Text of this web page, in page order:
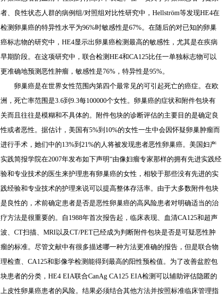
者、良性状态人群的病例组/对照组对比性研究中，Hellström等发现HE4在
检测卵巢癌的特异性水平为96%时敏感性是67%。在随后的对已知的卵巢
癌标志物的研究中，HE4显示出卵巢癌检测最高的敏感性，尤其是在疾病
早期阶段。在这项研究中，联合检测HE4和CA125比任一单独标志物可以
更准确地预测恶性肿瘤，敏感性是76%，特异性是95%。
卵巢癌是在世界女性范围内第四个最常见的可引起死亡的癌症。在欧
洲，死亡率范围是3.6到 9.3每100000个女性。卵巢癌的症状和附件包块有
关而且往往是模糊和不具体的。附件包块的诊断评估的主要目的是确定良
性或者恶性。据估计，美国有5%到 10%的女性一生中会因怀疑卵巢肿瘤而
进行手术，她们中的13%到 21%的人将被发现患者恶性卵巢癌。美国妇产
实践简报学院在2007年发布如下声明“由像妇瘤专家那样的拥有先进实践经
验和专业技术的医生来护理患有卵巢癌的女性，相较于那些没有先进的实
践经验和专业技术的护理来说可以提高整体存活率。由于大多数附件包块
是良性的，术前确定患者是否是恶性卵巢癌的高风险患者对明确适当的治
疗方法是很重要的。自 1988年首次报告起，临床表现、血清CA125和超声
波、 CT扫描、 MRI以及CT/PET已经成为判断附件包块是否是可疑恶性肿
瘤的标准。尽管文献中有很多描述哪一种方法更准确的报告，但是联合物
理检查、 CA125和影像学检测能得到最高的阳性预检值。为了改善盆腔包
块患者的分类， HE4 EIA联合CanAg CA125 EIA检测可以辅助评估隐匿的
上皮性卵巢癌患者的风险。结果必须结合其他方法并按照标准临床管理指